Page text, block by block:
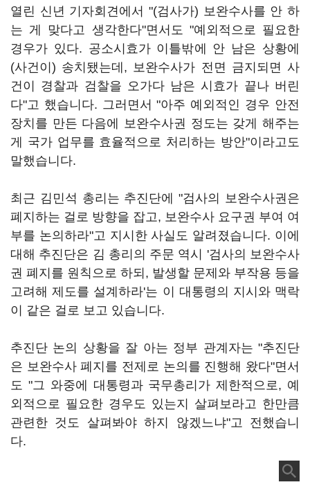
열린 신년 기자회견에서 "(검사가) 보완수사를 안 하
는 게 맞다고 생각한다"면서도 "예외적으로 필요한
경우가 있다. 공소시효가 이틀밖에 안 남은 상황에
(사건이) 송치됐는데, 보완수사가 전면 금지되면 사
건이 경찰과 검찰을 오가다 남은 시효가 끝나 버린
다"고 했습니다. 그러면서 "아주 예외적인 경우 안전
장치를 만든 다음에 보완수사권 정도는 갖게 해주는
게 국가 업무를 효율적으로 처리하는 방안"이라고도
말했습니다.
최근 김민석 총리는 추진단에 "검사의 보완수사권은
폐지하는 걸로 방향을 잡고, 보완수사 요구권 부여 여
부를 논의하라"고 지시한 사실도 알려졌습니다. 이에
대해 추진단은 김 총리의 주문 역시 '검사의 보완수사
권 폐지를 원칙으로 하되, 발생할 문제와 부작용 등을
고려해 제도를 설계하라'는 이 대통령의 지시와 맥락
이 같은 걸로 보고 있습니다.
추진단 논의 상황을 잘 아는 정부 관계자는 "추진단
은 보완수사 폐지를 전제로 논의를 진행해 왔다"면서
도 "그 와중에 대통령과 국무총리가 제한적으로, 예
외적으로 필요한 경우도 있는지 살펴보라고 한만큼
관련한 것도 살펴봐야 하지 않겠느냐"고 전했습니
다.